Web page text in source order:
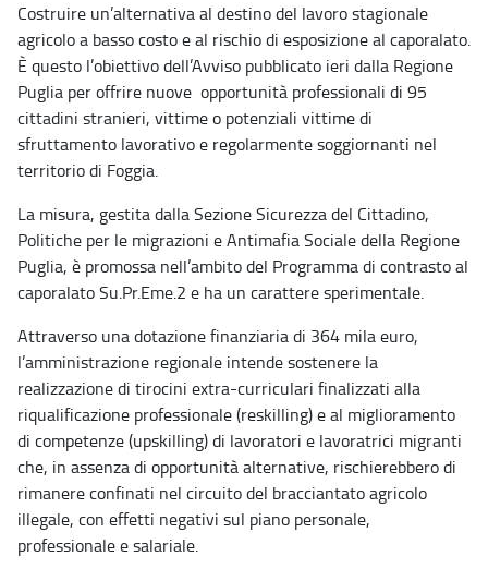
Costruire un’alternativa al destino del lavoro stagionale
agricolo a basso costo e al rischio di esposizione al caporalato.
È questo l’obiettivo dell’Avviso pubblicato ieri dalla Regione
Puglia per offrire nuove opportunità professionali di 95
cittadini stranieri, vittime o potenziali vittime di
sfruttamento lavorativo e regolarmente soggiornanti nel
territorio di Foggia.
La misura, gestita dalla Sezione Sicurezza del Cittadino,
Politiche per le migrazioni e Antimafia Sociale della Regione
Puglia, è promossa nell’ambito del Programma di contrasto al
caporalato Su.Pr.Eme.2 e ha un carattere sperimentale.
Attraverso una dotazione finanziaria di 364 mila euro,
l’amministrazione regionale intende sostenere la
realizzazione di tirocini extra-curriculari finalizzati alla
riqualificazione professionale (reskilling) e al miglioramento
di competenze (upskilling) di lavoratori e lavoratrici migranti
che, in assenza di opportunità alternative, rischierebbero di
rimanere confinati nel circuito del bracciantato agricolo
illegale, con effetti negativi sul piano personale,
professionale e salariale.